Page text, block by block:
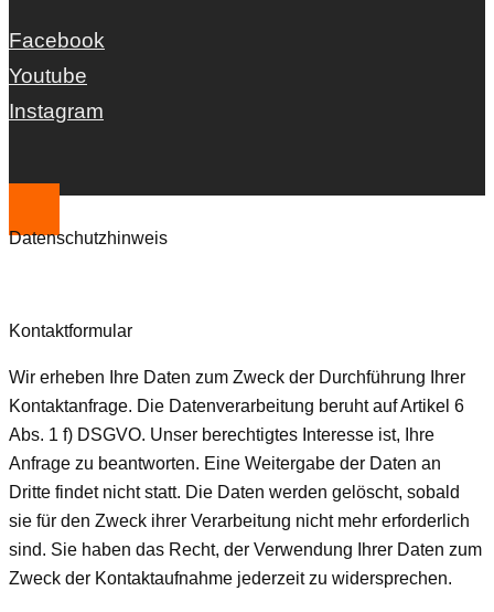
Facebook
Youtube
Instagram
Datenschutzhinweis
Kontaktformular
Wir erheben Ihre Daten zum Zweck der Durchführung Ihrer
Kontaktanfrage. Die Datenverarbeitung beruht auf Artikel 6
Abs. 1 f) DSGVO. Unser berechtigtes Interesse ist, Ihre
Anfrage zu beantworten. Eine Weitergabe der Daten an
Dritte findet nicht statt. Die Daten werden gelöscht, sobald
sie für den Zweck ihrer Verarbeitung nicht mehr erforderlich
sind. Sie haben das Recht, der Verwendung Ihrer Daten zum
Zweck der Kontaktaufnahme jederzeit zu widersprechen.